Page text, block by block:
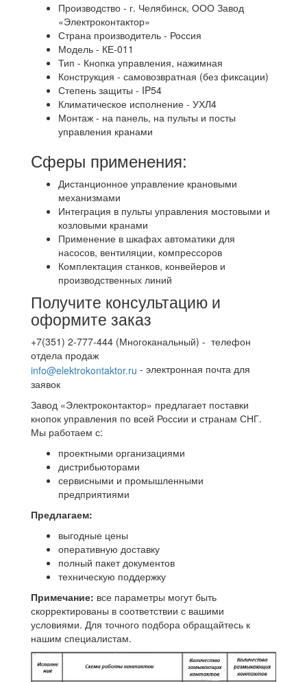
Производство - г. Челябинск, ООО Завод
«Электроконтактор»
Страна производитель - Россия
Модель - КЕ-011
Тип - Кнопка управления, нажимная
Конструкция - самовозвратная (без фиксации)
Степень защиты - IP54
Климатическое исполнение - УХЛ4
Монтаж - на панель, на пульты и посты
управления кранами
Сферы применения:
Дистанционное управление крановыми
механизмами
Интеграция в пульты управления мостовыми и
козловыми кранами
Применение в шкафах автоматики для
насосов, вентиляции, компрессоров
Комплектация станков, конвейеров и
производственных линий
Получите консультацию и
оформите заказ
+7(351) 2-777-444 (Многоканальный) - телефон
отдела продаж
info@elektrokontaktor.ru - электронная почта для
заявок
Завод «Электроконтактор» предлагает поставки
кнопок управления по всей России и странам СНГ.
Мы работаем с:
проектными организациями
дистрибьюторами
сервисными и промышленными
предприятиями
Предлагаем:
выгодные цены
оперативную доставку
полный пакет документов
техническую поддержку
Примечание: все параметры могут быть
скорректированы в соответствии с вашими
условиями. Для точного подбора обращайтесь к
нашим специалистам.